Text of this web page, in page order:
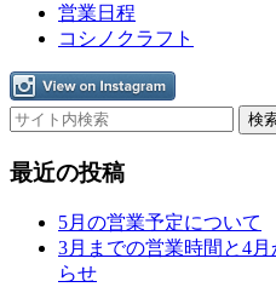
営業日程
コシノクラフト
最近の投稿
5月の営業予定について
3月までの営業時間と4
らせ